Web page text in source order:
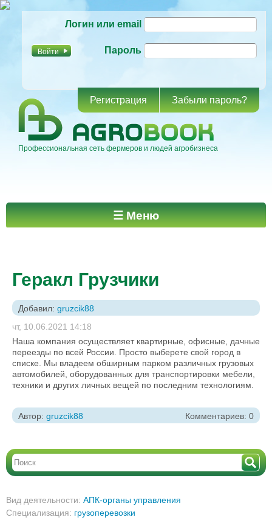
основному
Логин или email
Пароль
Регистрация Забыли пароль?
Профессиональная сеть фермеров и людей агробизнеса
Главное меню ☰ Меню
Геракл Грузчики
Добавил: gruzcik88
чт, 10.06.2021 14:18
Наша компания осуществляет квартирные, офисные, дачные
переезды по всей России. Просто выберете свой город в
списке. Мы владеем обширным парком различных грузовых
автомобилей, оборудованных для транспортировки мебели,
техники и других личных вещей по последним технологиям.
Автор: gruzcik88 Комментариев: 0
Вид деятельности: АПК-органы управления
Специализация: грузоперевозки